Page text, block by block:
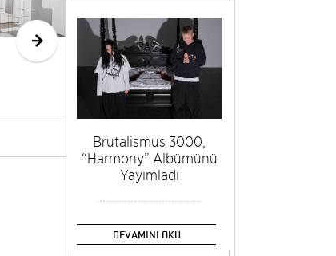
Löv” Sergisi Pg
Art Gallery’de
Brutalismus 3000,
“Harmony” Albümünü
Yayımladı
DEVAMINI OKU